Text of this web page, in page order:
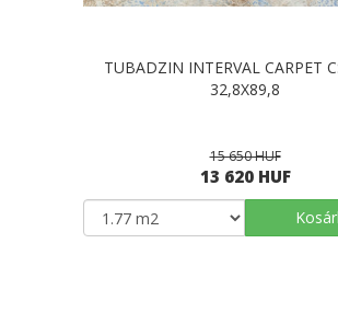
TUBADZIN INTERVAL CARPET
32,8X89,8
15 650 HUF
13 620 HUF